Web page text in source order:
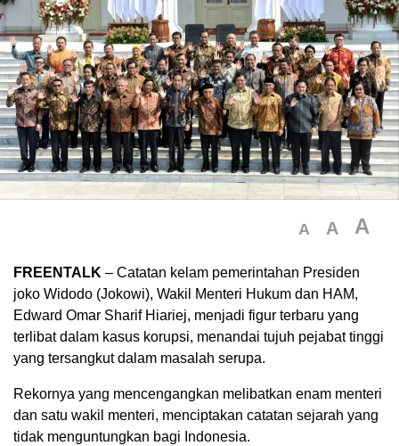
A A A
FREENTALK – Catatan kelam pemerintahan Presiden
joko Widodo (Jokowi), Wakil Menteri Hukum dan HAM,
Edward Omar Sharif Hiariej, menjadi figur terbaru yang
terlibat dalam kasus korupsi, menandai tujuh pejabat tinggi
yang tersangkut dalam masalah serupa.
Rekornya yang mencengangkan melibatkan enam menteri
dan satu wakil menteri, menciptakan catatan sejarah yang
tidak menguntungkan bagi Indonesia.